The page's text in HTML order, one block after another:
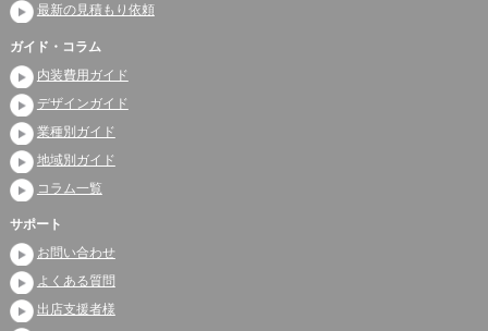
最新の見積もり依頼
ガイド・コラム
内装費用ガイド
デザインガイド
業種別ガイド
地域別ガイド
コラム一覧
サポート
お問い合わせ
よくある質問
出店支援者様